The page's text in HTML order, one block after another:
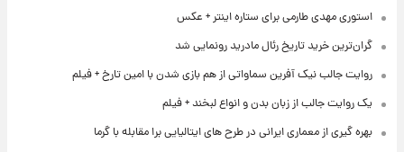
استوری مهدی طارمی برای ستاره اینتر + عکس
گران‌ترین خرید تاریخ رئال مادرید رونمایی شد
روایت جالب نیک آفرین سماواتی از هم بازی شدن با امین تارخ + فیلم
یک روایت جالب از زبان بدن و انواع لبخند + فیلم
بهره گیری از معماری ایرانی در طرح های ایتالیایی برا مقابله با گرما